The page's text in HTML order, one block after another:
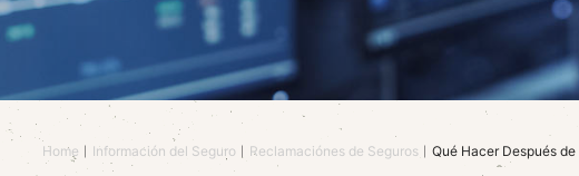
Home Información del Seguro Reclamaciónes de Seguros Qué Hacer Después